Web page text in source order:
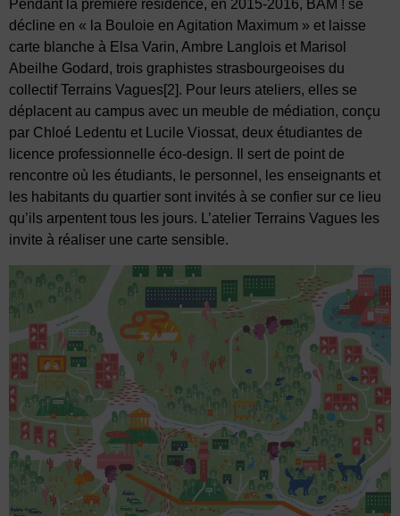
Pendant la première résidence, en 2015-2016, BAM ! se
décline en « la Bouloie en Agitation Maximum » et laisse
carte blanche à Elsa Varin, Ambre Langlois et Marisol
Abeilhe Godard, trois graphistes strasbourgeoises du
collectif Terrains Vagues[2]. Pour leurs ateliers, elles se
déplacent au campus avec un meuble de médiation, conçu
par Chloé Ledentu et Lucile Viossat, deux étudiantes de
licence professionnelle éco-design. Il sert de point de
rencontre où les étudiants, le personnel, les enseignants et
les habitants du quartier sont invités à se confier sur ce lieu
qu’ils arpentent tous les jours. L’atelier Terrains Vagues les
invite à réaliser une carte sensible.